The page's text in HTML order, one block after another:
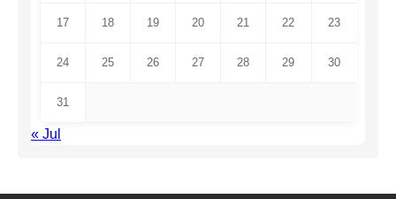
17 18 19 20 21 22 23
24 25 26 27 28 29 30
31
« Jul